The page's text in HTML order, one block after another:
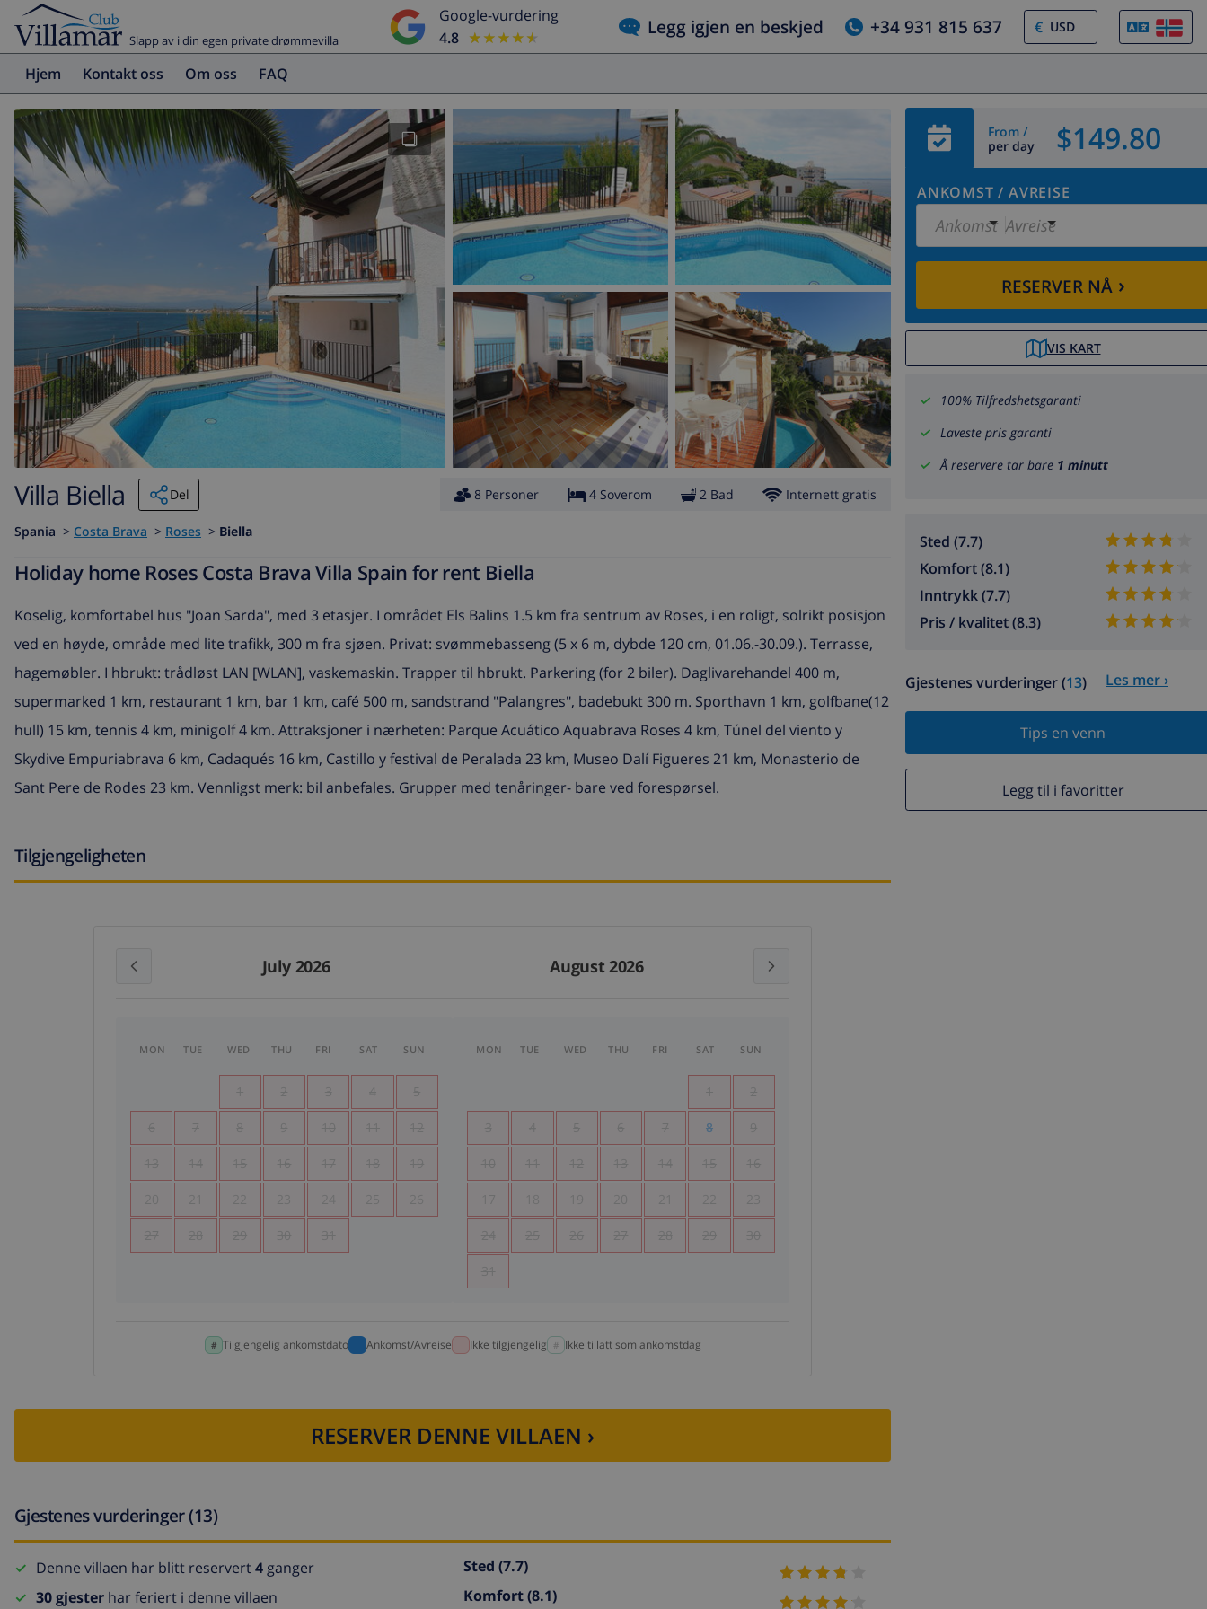
Slapp av i din egen private drømmevilla
Google-vurdering
4.8
★★★★★
★★★★★ Legg igjen en beskjed +34 931 815 637 €
Hjem Kontakt oss Om oss FAQ
From /
per day
$149.80
ANKOMST / AVREISE
Ankomst Avreise
RESERVER NÅ›
VIS KART
100% Tilfredshetsgaranti
Laveste pris garanti
Å reservere tar bare 1 minutt
Sted (7.7)
Komfort (8.1)
Inntrykk (7.7)
Pris / kvalitet (8.3)
Gjestenes vurderinger (13) Les mer ›
Tips en venn
Legg til i favoritter
Villa Biella Del 8 Personer 4 Soverom 2 Bad Internett gratis
Spania > Costa Brava > Roses > Biella
Holiday home Roses Costa Brava Villa Spain for rent Biella
Koselig, komfortabel hus "Joan Sarda", med 3 etasjer. I området Els Balins 1.5 km fra sentrum av Roses, i en roligt, solrikt posisjon
ved en høyde, område med lite trafikk, 300 m fra sjøen. Privat: svømmebasseng (5 x 6 m, dybde 120 cm, 01.06.-30.09.). Terrasse,
hagemøbler. I hbrukt: trådløst LAN [WLAN], vaskemaskin. Trapper til hbrukt. Parkering (for 2 biler). Daglivarehandel 400 m,
supermarked 1 km, restaurant 1 km, bar 1 km, café 500 m, sandstrand "Palangres", badebukt 300 m. Sporthavn 1 km, golfbane(12
hull) 15 km, tennis 4 km, minigolf 4 km. Attraksjoner i nærheten: Parque Acuático Aquabrava Roses 4 km, Túnel del viento y
Skydive Empuriabrava 6 km, Cadaqués 16 km, Castillo y festival de Peralada 23 km, Museo Dalí Figueres 21 km, Monasterio de
Sant Pere de Rodes 23 km. Vennligst merk: bil anbefales. Grupper med tenåringer- bare ved forespørsel.
Tilgjengeligheten
July 2026 August 2026
MON TUE WED THU FRI SAT SUN
1 2 3 4 5
6 7 8 9 10 11 12
13 14 15 16 17 18 19
20 21 22 23 24 25 26
27 28 29 30 31
MON TUE WED THU FRI SAT SUN
1 2
3 4 5 6 7 8 9
10 11 12 13 14 15 16
17 18 19 20 21 22 23
24 25 26 27 28 29 30
31
Tilgjengelig ankomstdato Ankomst/Avreise Ikke tilgjengelig Ikke tillatt som ankomstdag
RESERVER DENNE VILLAEN ›
Gjestenes vurderinger (13)
Denne villaen har blitt reservert4 ganger
30 gjester har feriert i denne villaen
Sted (7.7)
Komfort(8.1)